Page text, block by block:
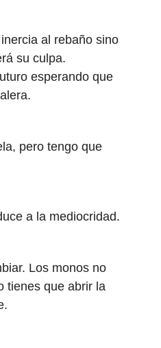
al rebaño sino
su culpa.
esperando que
pero tengo que
a la mediocridad.
Los monos no
tienes que abrir la